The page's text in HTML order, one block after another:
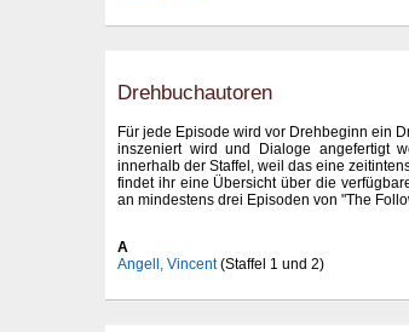
Drehbuchautoren
Für jede Episode wird vor Drehbeginn ein
inszeniert wird und Dialoge angefertigt
innerhalb der Staffel, weil das eine
findet ihr eine Übersicht über die
an mindestens drei Episoden von "The
A
Angell, Vincent(Staffel 1 und 2)